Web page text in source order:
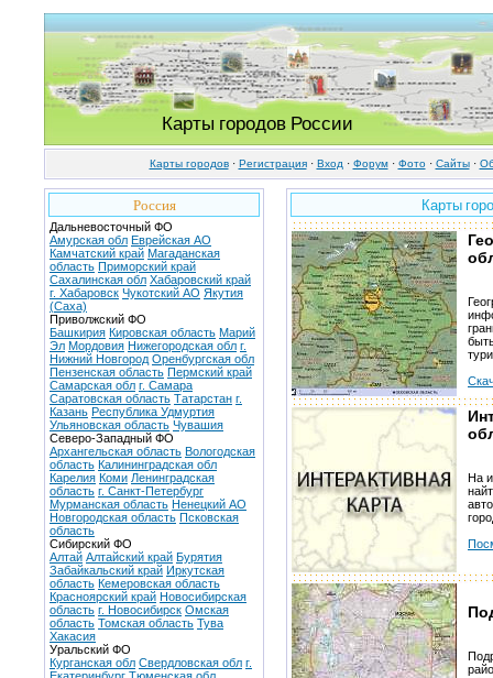
Карты городов России
Карты городов· Регистрация· Вход · Форум· Фото· Cайты·
Россия
Дальневосточный ФО
Амурская обл Еврейская АО
Камчатский край Магаданская
область Приморский край
Сахалинская обл Хабаровский край
г. Хабаровск Чукотский АО Якутия
(Саха)
Приволжский ФО
Башкирия Кировская область Марий
Эл Мордовия Нижегородская обл г.
Нижний Новгород Оренбургская обл
Пензенская область Пермский край
Самарская обл г. Самара
Саратовская область Татарстан г.
Казань Республика Удмуртия
Ульяновская область Чувашия
Северо-Западный ФО
Архангельская область Вологодская
область Калининградская обл
Карелия Коми Ленинградская
область г. Санкт-Петербург
Мурманская область Ненецкий АО
Новгородская область Псковская
область
Сибирский ФО
Алтай Алтайский край Бурятия
Забайкальский край Иркутская
область Кемеровская область
Красноярский край Новосибирская
область г. Новосибирск Омская
область Томская область Тува
Хакасия
Уральский ФО
Курганская обл Свердловская обл г.
Карты
На